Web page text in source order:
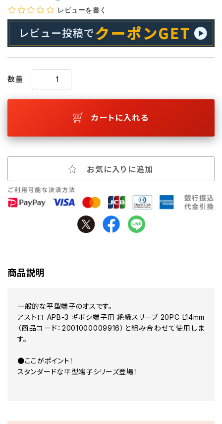
レビューを書く
数量
カートに入れる
お気に入りに追加
商品説明
一般的な平型端子のオスです。
アストロ APB-3 ギボシ端子用 絶縁スリーブ 20PC L14mm
（商品コード：2001000009916）と組み合わせて使用しま
す。
●ここがポイント！
スタンダードな平型端子シリーズ登場！